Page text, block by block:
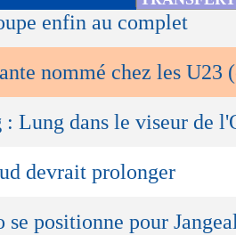
enfin au complet
nommé chez les
: Lung dans le viseur de
devrait prolonger
se positionne pour